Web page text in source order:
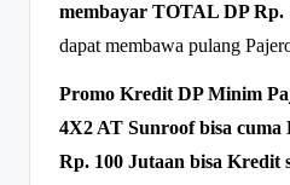
membayar TOTAL DP Rp.
dapat membawa pulang
Promo Kredit DP Minim
4X2 AT Sunroof bisa
Rp. 100 Jutaan bisa Kredit